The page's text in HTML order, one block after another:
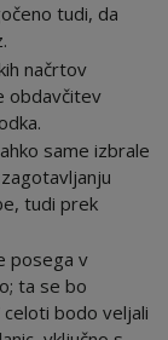
tudi, da
načrtov
obdavčitev
same izbrale
tudi prek
posega v
ta se bo
bodo veljali